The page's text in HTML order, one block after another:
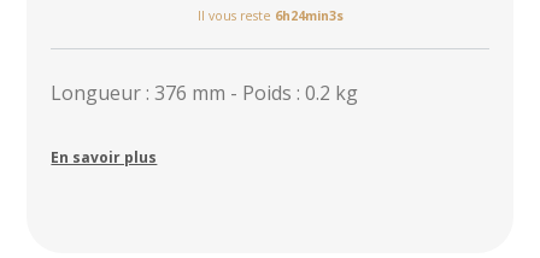
Il vous reste 6h24min3s
Longueur : 376 mm - Poids : 0.2 kg
En savoir plus